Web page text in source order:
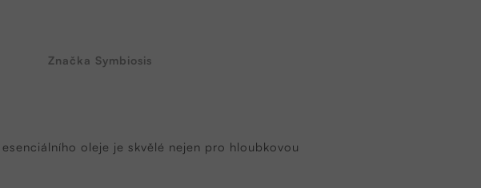
Značka Symbiosis
oleje je skvělé nejen pro hloubkovou